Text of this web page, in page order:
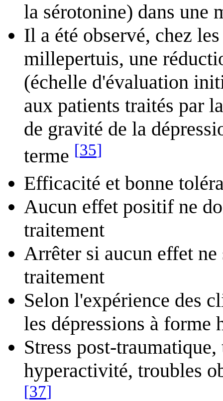
la sérotonine) dans une
Il a été observé, chez
millepertuis, une
(échelle d'évaluation
aux patients traités par
de gravité de la
terme [35]
Efficacité et bonne
Aucun effet positif ne
traitement
Arrêter si aucun effet ne
traitement
Selon l'expérience des
les dépressions à forme
Stress post-
hyperactivité, troubles
[37]